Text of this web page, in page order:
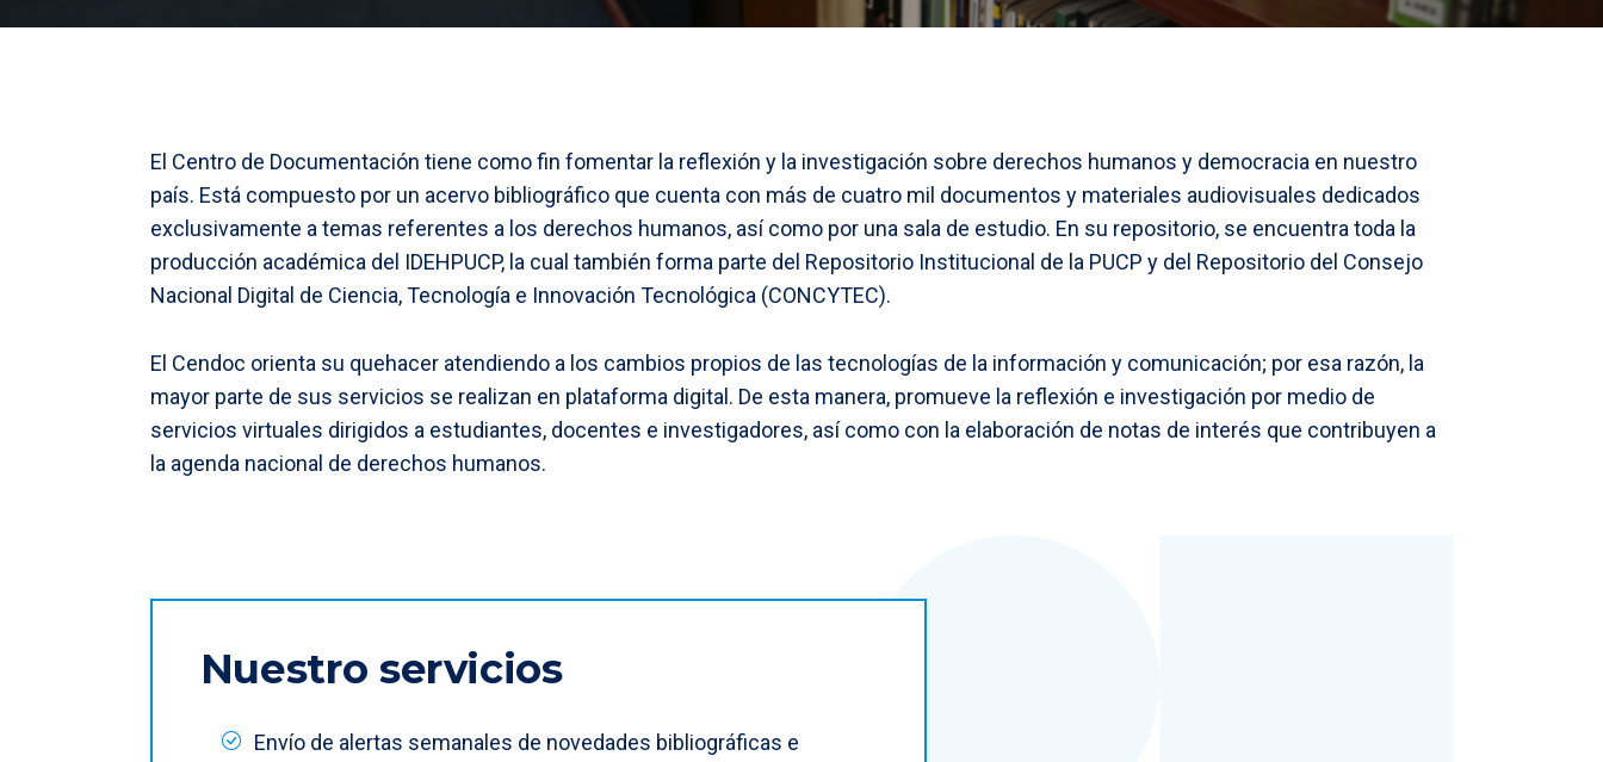
El Centro de Documentación tiene como fin fomentar la reflexión y la investigación sobre derechos humanos y democracia en nuestro
país. Está compuesto por un acervo bibliográfico que cuenta con más de cuatro mil documentos y materiales audiovisuales dedicados
exclusivamente a temas referentes a los derechos humanos, así como por una sala de estudio. En su repositorio, se encuentra toda la
producción académica del IDEHPUCP, la cual también forma parte del Repositorio Institucional de la PUCP y del Repositorio del Consejo
Nacional Digital de Ciencia, Tecnología e Innovación Tecnológica (CONCYTEC).
El Cendoc orienta su quehacer atendiendo a los cambios propios de las tecnologías de la información y comunicación; por esa razón, la
mayor parte de sus servicios se realizan en plataforma digital. De esta manera, promueve la reflexión e investigación por medio de
servicios virtuales dirigidos a estudiantes, docentes e investigadores, así como con la elaboración de notas de interés que contribuyen a
la agenda nacional de derechos humanos.
Nuestro servicios
Envío de alertas semanales de novedades bibliográficas e